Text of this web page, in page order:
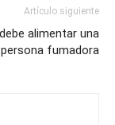
Artículo siguiente
alimentar una
persona fumadora